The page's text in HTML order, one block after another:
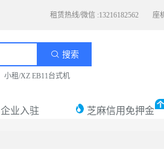
租赁热线/微信 :13216182562 座
搜索
小租/XZ EB11台式机
企业入驻 芝麻信用免押金